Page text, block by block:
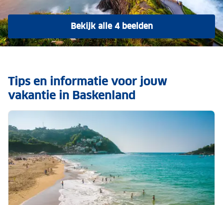
Bekijk alle 4 beelden
Tips en informatie voor jouw
vakantie in Baskenland